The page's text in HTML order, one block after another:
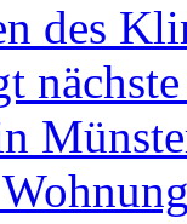
des